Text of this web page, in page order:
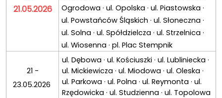
21.05.2026
Ogrodowa · ul. Opolska · ul. Piastowska ·
ul. Powstańców Śląskich · ul. Słoneczna ·
ul. Solna · ul. Spółdzielcza · ul. Strzelnica ·
ul. Wiosenna · pl. Plac Stempnik
21 -
23.05.2026
ul. Dębowa · ul. Kościuszki · ul. Lubliniecka ·
ul. Mickiewicza · ul. Miodowa · ul. Oleska ·
ul. Parkowa · ul. Polna · ul. Reymonta · ul.
Rzędowicka · ul. Studzienna · ul. Topolowa